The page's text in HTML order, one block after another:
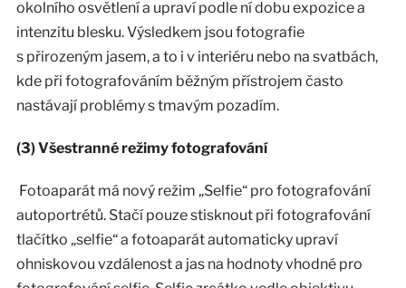
okolního osvětlení a upraví podle ní dobu expozice a
intenzitu blesku. Výsledkem jsou fotografie
s přirozeným jasem, a to i v interiéru nebo na svatbách,
kde při fotografováním běžným přístrojem často
nastávají problémy s tmavým pozadím.
(3) Všestranné režimy fotografování
Fotoaparát má nový režim „Selfie“ pro fotografování
autoportrétů. Stačí pouze stisknout při fotografování
tlačítko „selfie“ a fotoaparát automaticky upraví
ohniskovou vzdálenost a jas na hodnoty vhodné pro